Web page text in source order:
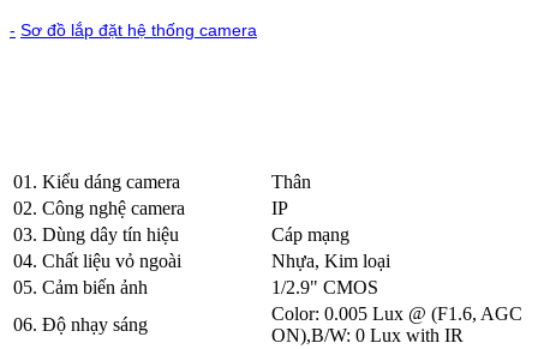
- Sơ đồ lắp đặt hệ thống camera
01. Kiểu dáng camera
Thân
02. Công nghệ camera
IP
03. Dùng dây tín hiệu
Cáp mạng
04. Chất liệu vỏ ngoài
Nhựa, Kim loại
05. Cảm biến ảnh
1/2.9" CMOS
06. Độ nhạy sáng
Color: 0.005 Lux @ (F1.6, AGC
ON),B/W: 0 Lux with IR